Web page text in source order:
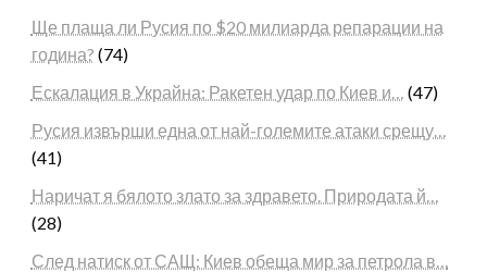
Ще плаща ли Русия по $20 милиарда репарации на
година? (74)
Ескалация в Украйна: Ракетен удар по Киев и…
(47)
Русия извърши една от най-големите атаки срещу…
(41)
Наричат я бялото злато за здравето. Природата й…
(28)
След натиск от САЩ: Киев обеща мир за петрола в…